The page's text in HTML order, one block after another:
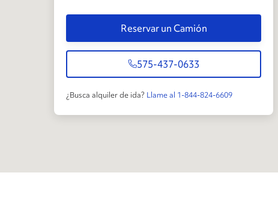
Reservar un Camión
575-437-0633
¿Busca alquiler de ida? Llame al 1-844-824-6609